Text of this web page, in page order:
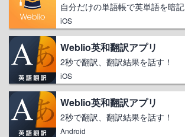
自分だけの単語帳で英単語を暗記
iOS
Weblio英和翻訳アプリ
2秒で翻訳、翻訳結果を話す！
iOS
Weblio英和翻訳アプリ
2秒で翻訳、翻訳結果を話す！
Android